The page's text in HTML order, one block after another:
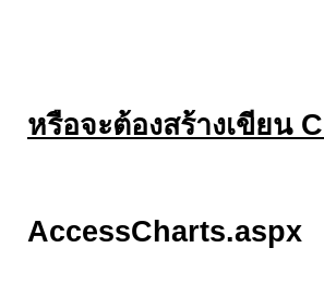
หรือจะต้องสร้างเขียน
AccessCharts.aspx